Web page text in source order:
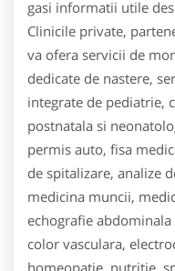
gasi informatii utile
Clinicile private,
va ofera servicii de
dedicate de nastere,
integrate de pediatrie,
postnatala si
permis auto, fisa
de spitalizare, analize
medicina muncii,
echografie
color vasculara,
homeopatie, nutritie,